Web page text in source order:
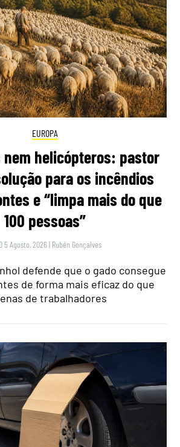
EUROPA
nem helicópteros: pastor
para os incêndios
e “limpa mais do que
100 pessoas”
5 Agosto, 2026 | Rubén Gonçalves
defende que o gado consegue
de forma mais eficaz do que
de trabalhadores